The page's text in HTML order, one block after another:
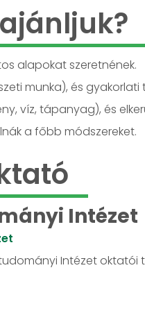
alapokat szeretnének.
munka), és gyakorlati
víz, tápanyag), és
a főbb módszereket.
Intézet
Intézet oktatói